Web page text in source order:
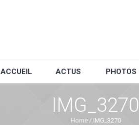
ACCUEIL ACTUS PHOTOS
IMG_3270
Home / IMG_3270